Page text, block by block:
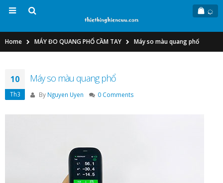
Home MÁY ĐO QUANG PHỔ CẦM TAY Máy so màu quang phổ
10
Th3
Máy so màu quang phổ
By Nguyen Uyen 0 Comments